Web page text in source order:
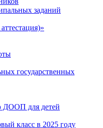
заданий
государственных
ДООП для детей
класс в 2025 году